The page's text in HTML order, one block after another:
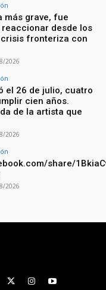
más grave, fue
desde los
crisis fronteriza con
2026
el 26 de julio, cuatro
cien años.
de la artista que
2026
share/
2026